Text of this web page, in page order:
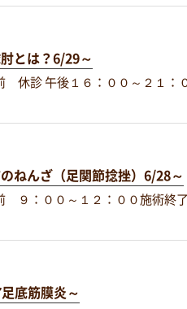
とは？6/29～
休診 午後１６：００～２１：
んざ（足関節捻挫）6/28～
９：００～１２：００施術終
底筋膜炎～